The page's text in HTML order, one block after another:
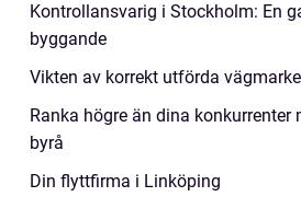
Kontrollansvarig i Stockholm: En
byggande
Vikten av korrekt utförda
Ranka högre än dina konkurrenter
byrå
Din flyttfirma i Linköping